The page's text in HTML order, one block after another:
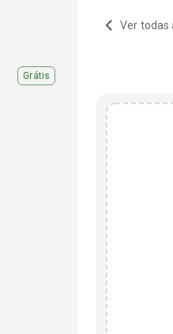
Grátis
Ver todas